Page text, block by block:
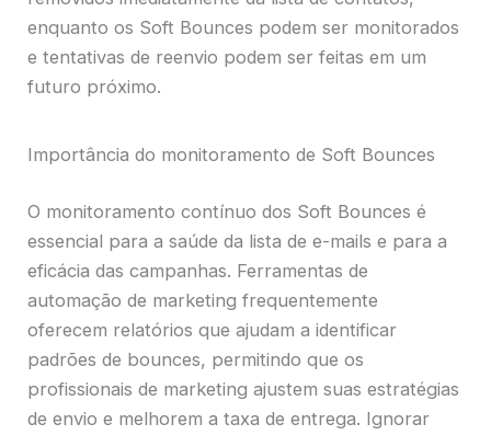
enquanto os Soft Bounces podem ser monitorados
e tentativas de reenvio podem ser feitas em um
futuro próximo.
Importância do monitoramento de Soft Bounces
O monitoramento contínuo dos Soft Bounces é
essencial para a saúde da lista de e-mails e para a
eficácia das campanhas. Ferramentas de
automação de marketing frequentemente
oferecem relatórios que ajudam a identificar
padrões de bounces, permitindo que os
profissionais de marketing ajustem suas estratégias
de envio e melhorem a taxa de entrega. Ignorar